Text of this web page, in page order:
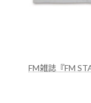
FM雑誌『FM